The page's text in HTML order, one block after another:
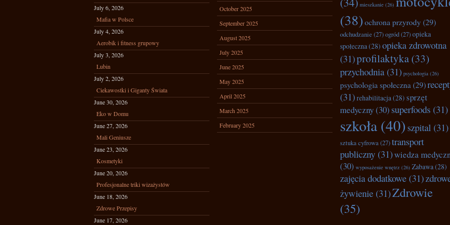
July 6, 2026
Mafia w Polsce
July 4, 2026
Aerobik i fitness grupowy
July 3, 2026
Lubin
July 2, 2026
Ciekawostki i Giganty Świata
June 30, 2026
Eko w Domu
June 27, 2026
Mali Geniusze
June 23, 2026
Kosmetyki
June 20, 2026
Profesjonalne triki wizażystów
June 18, 2026
Zdrowe Przepisy
June 17, 2026
October 2025
September 2025
August 2025
July 2025
June 2025
May 2025
April 2025
March 2025
February 2025
mieszkanie (26)
(38)ochrona przyrody(29)
odchudzanie (27)ogród(27)opieka
społeczna(28) opieka zdrowotna
(31)profilaktyka(33)
przychodnia(31) psychologia (26)
psychologia społeczna (29)
(31)rehabilitacja(28) sprzęt
medyczny(30) superfoods (31)
szkoła (40) szpital (31)
sztuka cyfrowa(27)transport
publiczny (31)wiedza
(30) wyposażenie wnętrz (26) Zabawa(28)
zajęcia dodatkowe (31)
żywienie (31)Zdrowie
(35)